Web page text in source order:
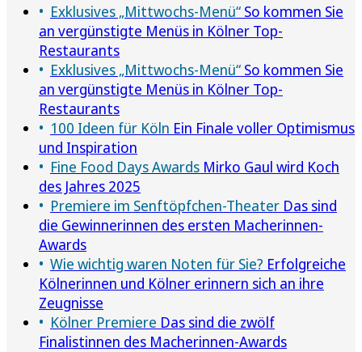
Exklusives „Mittwochs-Menü“ So kommen Sie
an vergünstigte Menüs in Kölner Top-
Restaurants
Exklusives „Mittwochs-Menü“ So kommen Sie
an vergünstigte Menüs in Kölner Top-
Restaurants
100 Ideen für Köln Ein Finale voller Optimismus
und Inspiration
Fine Food Days Awards Mirko Gaul wird Koch
des Jahres 2025
Premiere im Senftöpfchen-Theater Das sind
die Gewinnerinnen des ersten Macherinnen-
Awards
Wie wichtig waren Noten für Sie? Erfolgreiche
Kölnerinnen und Kölner erinnern sich an ihre
Zeugnisse
Kölner Premiere Das sind die zwölf
Finalistinnen des Macherinnen-Awards